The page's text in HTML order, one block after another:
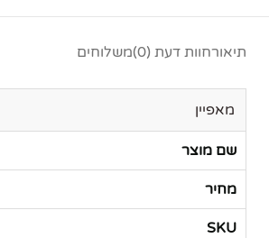
תיאורחוות דעת (0) משלוחים
מאפיין
שם מוצר
מחיר
SKU